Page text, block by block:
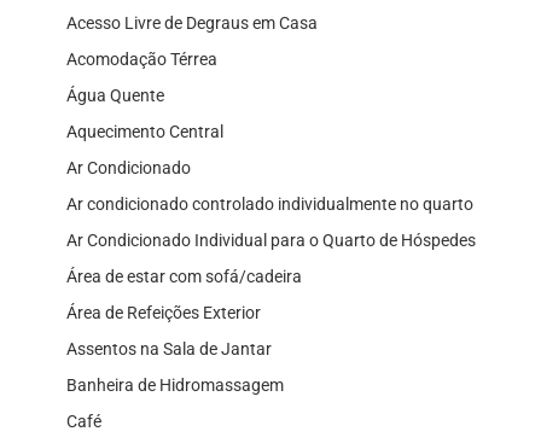
Acesso Livre de Degraus em Casa
Acomodação Térrea
Água Quente
Aquecimento Central
Ar Condicionado
Ar condicionado controlado individualmente no quarto
Ar Condicionado Individual para o Quarto de Hóspedes
Área de estar com sofá/cadeira
Área de Refeições Exterior
Assentos na Sala de Jantar
Banheira de Hidromassagem
Café